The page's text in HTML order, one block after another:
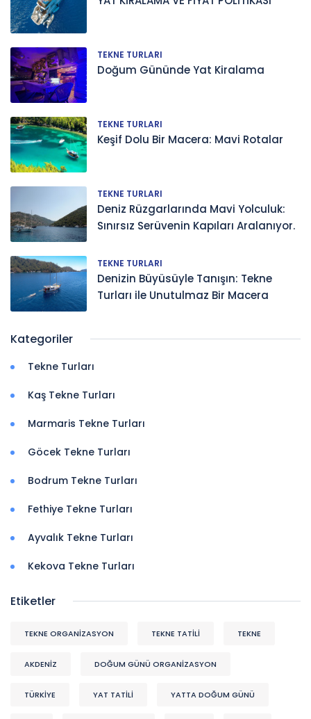
TEKNE TURLARI
Doğum Gününde Yat Kiralama
TEKNE TURLARI
Keşif Dolu Bir Macera: Mavi Rotalar
TEKNE TURLARI
Deniz Rüzgarlarında Mavi Yolculuk:
Sınırsız Serüvenin Kapıları Aralanıyor.
TEKNE TURLARI
Denizin Büyüsüyle Tanışın: Tekne
Turları ile Unutulmaz Bir Macera
Kategoriler
Tekne Turları
Kaş Tekne Turları
Marmaris Tekne Turları
Göcek Tekne Turları
Bodrum Tekne Turları
Fethiye Tekne Turları
Ayvalık Tekne Turları
Kekova Tekne Turları
Etiketler
TEKNE ORGANIZASYON TEKNE TATİLİ TEKNE
AKDENIZ DOĞUM GÜNÜ ORGANIZASYON
TÜRKİYE YAT TATİLİ YATTA DOĞUM GÜNÜ